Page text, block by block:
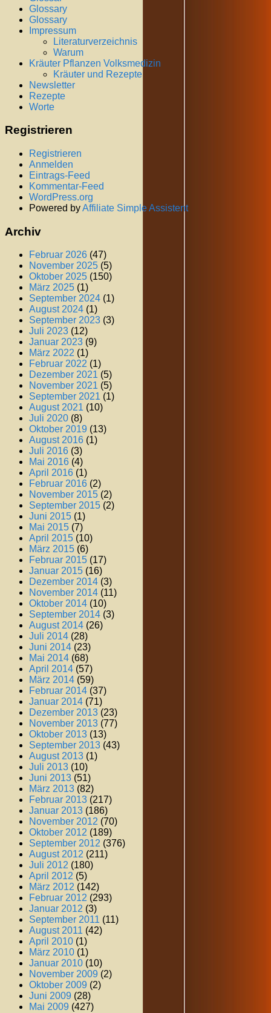
Glossary
Glossary
Impressum
Literaturverzeichnis
Warum
Kräuter Pflanzen Volksmedizin
Kräuter und Rezepte
Newsletter
Rezepte
Worte
Registrieren
Registrieren
Anmelden
Eintrags-Feed
Kommentar-Feed
WordPress.org
Powered byAffiliate Simple Assistent
Archiv
Februar 2026 (47)
November 2025 (5)
Oktober 2025 (150)
März 2025 (1)
September 2024 (1)
August 2024 (1)
September 2023 (3)
Juli 2023 (12)
Januar 2023 (9)
März 2022 (1)
Februar 2022 (1)
Dezember 2021 (5)
November 2021 (5)
September 2021 (1)
August 2021 (10)
Juli 2020 (8)
Oktober 2019 (13)
August 2016 (1)
Juli 2016 (3)
Mai 2016 (4)
April 2016 (1)
Februar 2016 (2)
November 2015 (2)
September 2015 (2)
Juni 2015 (1)
Mai 2015 (7)
April 2015 (10)
März 2015 (6)
Februar 2015 (17)
Januar 2015 (16)
Dezember 2014 (3)
November 2014 (11)
Oktober 2014 (10)
September 2014 (3)
August 2014 (26)
Juli 2014 (28)
Juni 2014 (23)
Mai 2014 (68)
April 2014 (57)
März 2014 (59)
Februar 2014 (37)
Januar 2014 (71)
Dezember 2013 (23)
November 2013 (77)
Oktober 2013 (13)
September 2013 (43)
August 2013 (1)
Juli 2013 (10)
Juni 2013 (51)
März 2013 (82)
Februar 2013 (217)
Januar 2013 (186)
November 2012 (70)
Oktober 2012 (189)
September 2012 (376)
August 2012 (211)
Juli 2012 (180)
April 2012 (5)
März 2012 (142)
Februar 2012 (293)
Januar 2012 (3)
September 2011 (11)
August 2011 (42)
April 2010 (1)
März 2010 (1)
Januar 2010 (10)
November 2009 (2)
Oktober 2009 (2)
Juni 2009 (28)
Mai 2009 (427)